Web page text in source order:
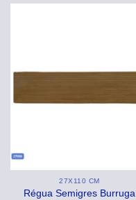
27X110 CM
Régua Semigres Burruga